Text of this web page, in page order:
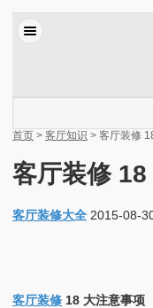
首页 > 客厅知识 > 客厅装修
客厅装修
客厅装修大全 2015-08-
客厅装修 18 大注意事项